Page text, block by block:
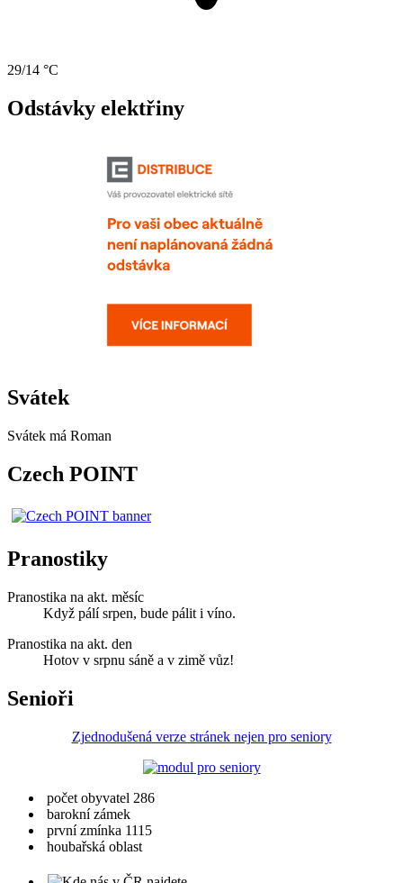
29/14 °C
Odstávky elektřiny
Svátek
Svátek má Roman
Czech POINT
Pranostiky
Pranostika na akt. měsíc
Když pálí srpen, bude pálit i víno.
Pranostika na akt. den
Hotov v srpnu sáně a v zimě vůz!
Senioři
Zjednodušená verze stránek nejen pro seniory
počet obyvatel 286
barokní zámek
první zmínka 1115
houbařská oblast